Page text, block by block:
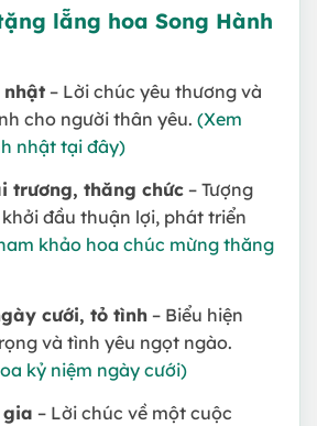
lẵng hoa Song Hành
nhật– Lời chúc yêu thương và
cho người thân yêu. (Xem
nhật tại đây)
trương, thăng chức – Tượng
đầu thuận lợi, phát triển
khảo hoa chúc mừng thăng
cưới, tỏ tình– Biểu hiện
và tình yêu ngọt ngào.
kỷ niệm ngày cưới)
gia – Lời chúc về một cuộc